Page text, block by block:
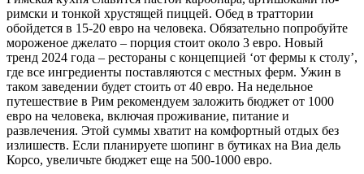
римски и тонкой хрустящей пиццей. Обед в траттории
обойдется в 15-20 евро на человека. Обязательно попробуйте
мороженое джелато – порция стоит около 3 евро. Новый
тренд 2024 года – рестораны с концепцией ‘от фермы к столу’,
где все ингредиенты поставляются с местных ферм. Ужин в
таком заведении будет стоить от 40 евро. На недельное
путешествие в Рим рекомендуем заложить бюджет от 1000
евро на человека, включая проживание, питание и
развлечения. Этой суммы хватит на комфортный отдых без
излишеств. Если планируете шопинг в бутиках на Виа дель
Корсо, увеличьте бюджет еще на 500-1000 евро.